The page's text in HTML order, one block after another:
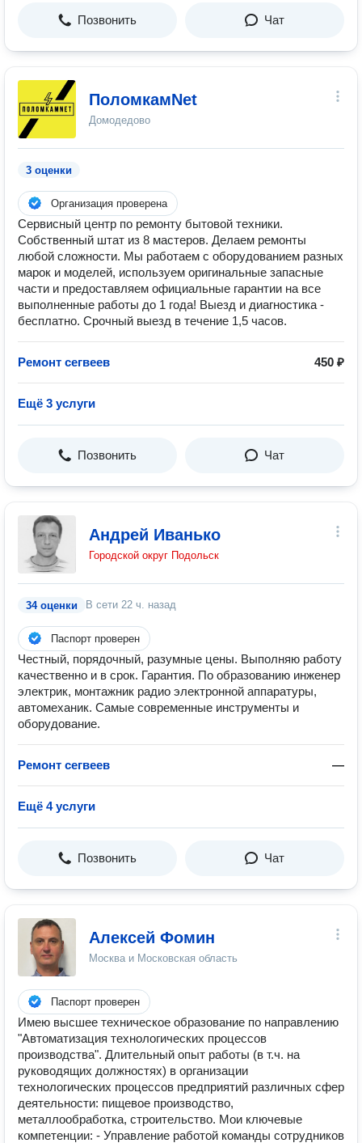
Позвонить Чат
ПоломкамNet
Домодедово
3 оценки
Организация проверена
Сервисный центр по ремонту бытовой техники.
Собственный штат из 8 мастеров. Делаем ремонты
любой сложности. Мы работаем с оборудованием разных
марок и моделей, используем оригинальные запасные
части и предоставляем официальные гарантии на все
выполненные работы до 1 года! Выезд и диагностика -
бесплатно. Срочный выезд в течение 1,5 часов.
Ремонт сегвеев 450 ₽
Ещё 3 услуги
Позвонить Чат
Андрей Иванько
Городской округ Подольск
34 оценки В сети 22 ч. назад
Паспорт проверен
Честный, порядочный, разумные цены. Выполняю работу
качественно и в срок. Гарантия. По образованию инженер
электрик, монтажник радио электронной аппаратуры,
автомеханик. Самые современные инструменты и
оборудование.
Ремонт сегвеев —
Ещё 4 услуги
Позвонить Чат
Алексей Фомин
Москва и Московская область
Паспорт проверен
Имею высшее техническое образование по направлению
"Автоматизация технологических процессов
производства". Длительный опыт работы (в т.ч. на
руководящих должностях) в организации
технологических процессов предприятий различных сфер
деятельности: пищевое производство,
металлообработка, строительство. Мои ключевые
компетенции: - Управление работой команды сотрудников